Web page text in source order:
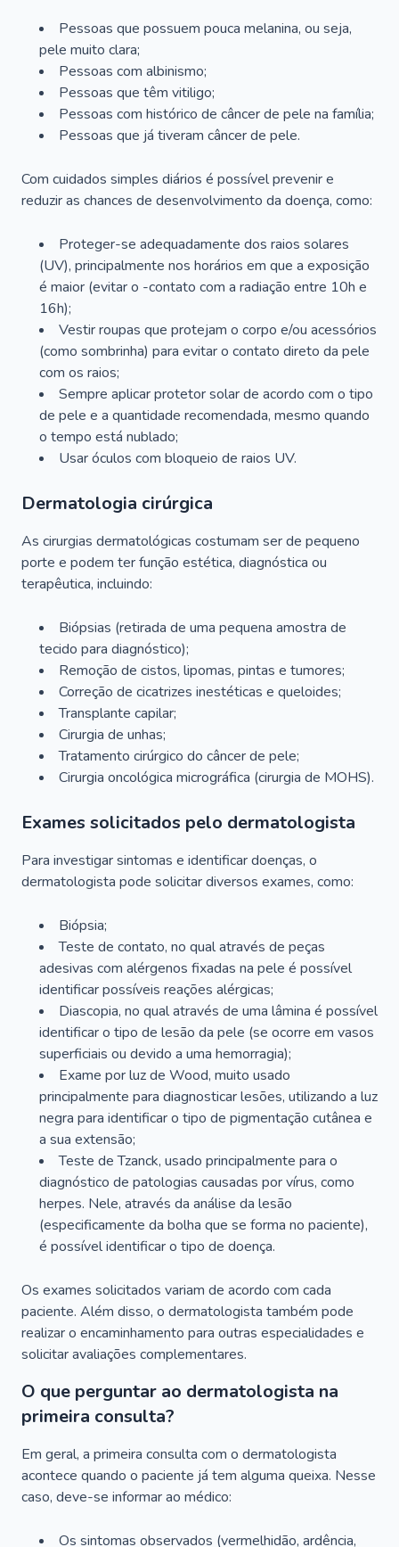
Pessoas que possuem pouca melanina, ou seja,
pele muito clara;
Pessoas com albinismo;
Pessoas que têm vitiligo;
Pessoas com histórico de câncer de pele na família;
Pessoas que já tiveram câncer de pele.
Com cuidados simples diários é possível prevenir e
reduzir as chances de desenvolvimento da doença, como:
Proteger-se adequadamente dos raios solares
(UV), principalmente nos horários em que a exposição
é maior (evitar o -contato com a radiação entre 10h e
16h);
Vestir roupas que protejam o corpo e/ou acessórios
(como sombrinha) para evitar o contato direto da pele
com os raios;
Sempre aplicar protetor solar de acordo com o tipo
de pele e a quantidade recomendada, mesmo quando
o tempo está nublado;
Usar óculos com bloqueio de raios UV.
Dermatologia cirúrgica
As cirurgias dermatológicas costumam ser de pequeno
porte e podem ter função estética, diagnóstica ou
terapêutica, incluindo:
Biópsias (retirada de uma pequena amostra de
tecido para diagnóstico);
Remoção de cistos, lipomas, pintas e tumores;
Correção de cicatrizes inestéticas e queloides;
Transplante capilar;
Cirurgia de unhas;
Tratamento cirúrgico do câncer de pele;
Cirurgia oncológica micrográfica (cirurgia de MOHS).
Exames solicitados pelo dermatologista
Para investigar sintomas e identificar doenças, o
dermatologista pode solicitar diversos exames, como:
Biópsia;
Teste de contato, no qual através de peças
adesivas com alérgenos fixadas na pele é possível
identificar possíveis reações alérgicas;
Diascopia, no qual através de uma lâmina é possível
identificar o tipo de lesão da pele (se ocorre em vasos
superficiais ou devido a uma hemorragia);
Exame por luz de Wood, muito usado
principalmente para diagnosticar lesões, utilizando a luz
negra para identificar o tipo de pigmentação cutânea e
a sua extensão;
Teste de Tzanck, usado principalmente para o
diagnóstico de patologias causadas por vírus, como
herpes. Nele, através da análise da lesão
(especificamente da bolha que se forma no paciente),
é possível identificar o tipo de doença.
Os exames solicitados variam de acordo com cada
paciente. Além disso, o dermatologista também pode
realizar o encaminhamento para outras especialidades e
solicitar avaliações complementares.
O que perguntar ao dermatologista na
primeira consulta?
Em geral, a primeira consulta com o dermatologista
acontece quando o paciente já tem alguma queixa. Nesse
caso, deve-se informar ao médico:
Os sintomas observados (vermelhidão, ardência,